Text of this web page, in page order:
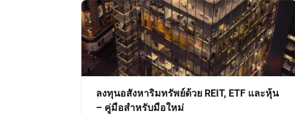
ลงทุนอสังหาริมทรัพย์ด้วย REIT, ETF และหุ้น
– คู่มือสำหรับมือใหม่